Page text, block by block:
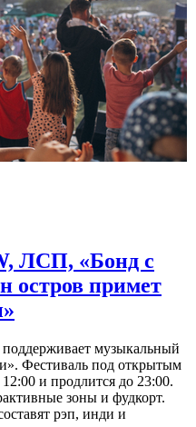
ЛСП, «Бонд с
остров примет
музыкальный
Фестиваль под открытым
и продлится до 23:00.
зоны и фудкорт.
рэп, инди и